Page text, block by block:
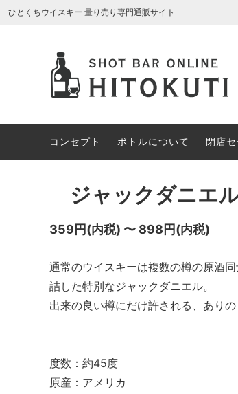
ひとくちウイスキー 量り売り専門通販サイト
その他の酒類
コンセプト ボトルについて 閉店
ジャックダニエ
359円(内税) 〜 898円(内税)
通常のウイスキーは複数の樽の原酒
詰した特別なジャックダニエル。
出来の良い樽にだけ許される、ありの
度数：約45度
原産：アメリカ